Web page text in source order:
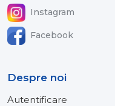
Instagram
Facebook
Despre noi
Autentificare